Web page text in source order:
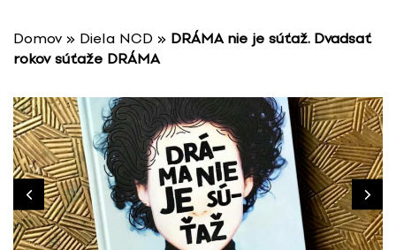
Domov » Diela NCD » DRÁMA nie je súťaž. Dvadsať
rokov súťaže DRÁMA